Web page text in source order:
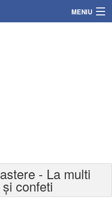
MENIU
- La multi
confeti